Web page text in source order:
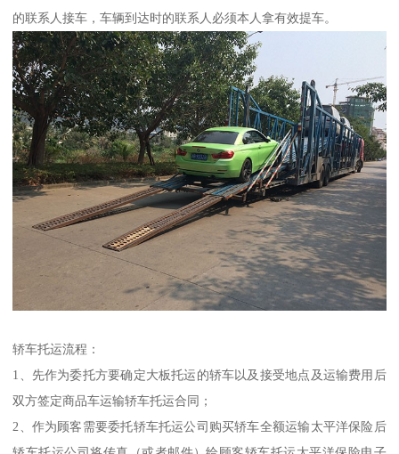
的联系人接车，车辆到达时的联系人必须本人拿有效提车。
轿车托运流程：
1、先作为委托方要确定大板托运的轿车以及接受地点及运输费用后
双方签定商品车运输轿车托运合同；
2、作为顾客需要委托轿车托运公司购买轿车全额运输太平洋保险后